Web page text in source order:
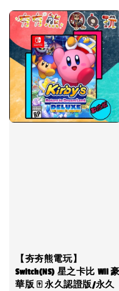
【夯夯熊電玩】
Switch(NS) 星之卡比 Wii 豪
華版 🀄 永久認證版/永久